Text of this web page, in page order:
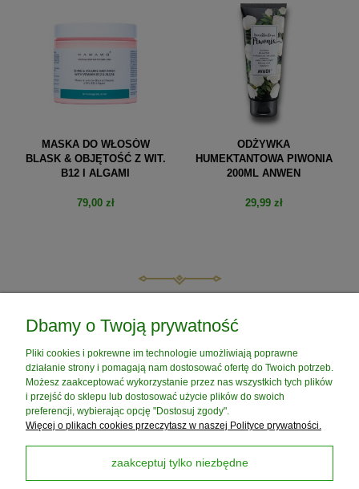
MASKA DO WŁOSÓW
BLASK & OBJĘTOŚĆ Z WIT.
B12 I ALGAMI
79,00 zł
do koszyka
ODŻYWKA
HUMEKTANTOWA PIWONIA
200ML ANWEN
29,99 zł
do koszyka
MOJE KONTO
PŁATNOŚCI I DOSTAWA
INFORMACJE
Dbamy o Twoją prywatność
Pliki cookies i pokrewne im technologie umożliwiają poprawne
działanie strony i pomagają nam dostosować ofertę do Twoich potrzeb.
Możesz zaakceptować wykorzystanie przez nas wszystkich tych plików
i przejść do sklepu lub dostosować użycie plików do swoich
preferencji, wybierając opcję "Dostosuj zgody".
Więcej o plikach cookies przeczytasz w naszej Polityce prywatności.
zaakceptuj tylko niezbędne